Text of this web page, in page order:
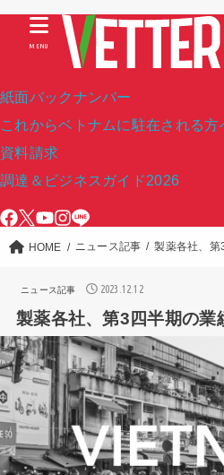
紙面バックナンバー
これからベトナムに駐在される方
資料請求
調達＆ビジネスガイド2026
MENU
HOME ニュース記事 製薬各社、第
ニュース記事 2023.12.12
製薬各社、第3四半期の業